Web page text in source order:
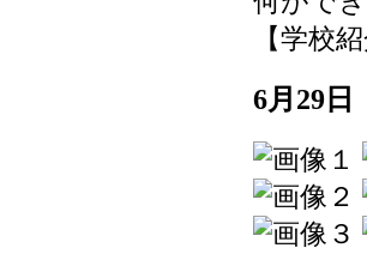
【学校
6月29